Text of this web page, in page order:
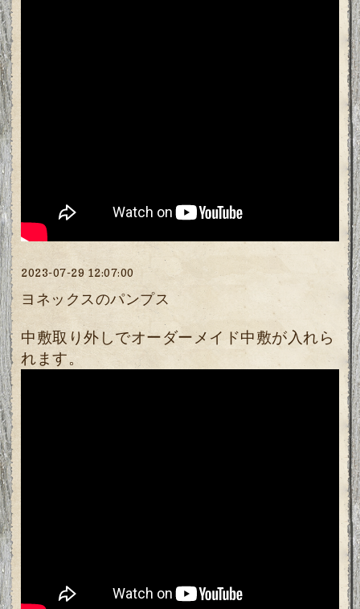
2023-07-29 12:07:00
ヨネックスのパンプス
中敷取り外しでオーダーメイド中敷が入れら
れます。